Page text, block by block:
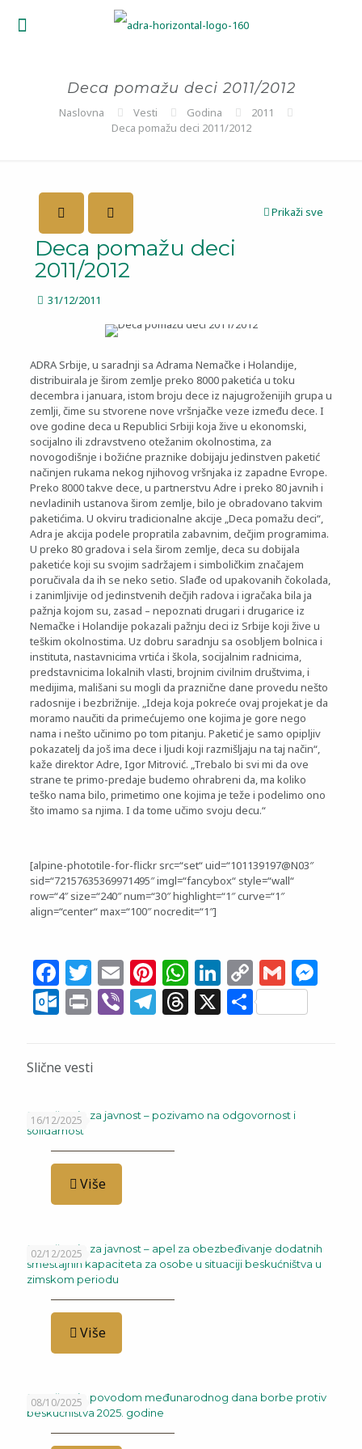
Deca pomažu deci 2011/2012
Naslovna Vesti Godina
2011
Deca pomažu deci 2011/2012
Prikaži sve
Deca pomažu deci
2011/2012
31/12/2011
ADRA Srbije, u saradnji sa Adrama Nemačke i Holandije,
distribuirala je širom zemlje preko 8000 paketića u toku
decembra i januara, istom broju dece iz najugroženijih grupa u
zemlji, čime su stvorene nove vršnjačke veze između dece. I
ove godine deca u Republici Srbiji koja žive u ekonomski,
socijalno ili zdravstveno otežanim okolnostima, za
novogodišnje i božićne praznike dobijaju jedinstven paketić
načinjen rukama nekog njihovog vršnjaka iz zapadne Evrope.
Preko 8000 takve dece, u partnerstvu Adre i preko 80 javnih i
nevladinih ustanova širom zemlje, bilo je obradovano takvim
paketićima. U okviru tradicionalne akcije „Deca pomažu deci“,
Adra je akcija podele propratila zabavnim, dečjim programima.
U preko 80 gradova i sela širom zemlje, deca su dobijala
paketiće koji su svojim sadržajem i simboličkim značajem
poručivala da ih se neko setio. Slađe od upakovanih čokolada,
i zanimljivije od jedinstvenih dečjih radova i igračaka bila ja
pažnja kojom su, zasad – nepoznati drugari i drugarice iz
Nemačke i Holandije pokazali pažnju deci iz Srbije koji žive u
teškim okolnostima. Uz dobru saradnju sa osobljem bolnica i
instituta, nastavnicima vrtića i škola, socijalnim radnicima,
predstavnicima lokalnih vlasti, brojnim civilnim društvima, i
medijima, mališani su mogli da praznične dane provedu nešto
radosnije i bezbrižnije. „Ideja koja pokreće ovaj projekat je da
moramo naučiti da primećujemo one kojima je gore nego
nama i nešto učinimo po tom pitanju. Paketić je samo opipljiv
pokazatelj da još ima dece i ljudi koji razmišljaju na taj način“,
kaže direktor Adre, Igor Mitrović. „Trebalo bi svi mi da ove
strane te primo-predaje budemo ohrabreni da, ma koliko
teško nama bilo, primetimo one kojima je teže i podelimo ono
što imamo sa njima. I da tome učimo svoju decu.“
[alpine-phototile-for-flickr src=“set“ uid=“101139197@N03″
sid=“72157635369971495″ imgl=“fancybox“ style=“wall“
row=“4″ size=“240″ num=“30″ highlight=“1″ curve=“1″
align=“center“ max=“100″ nocredit=“1″]
Facebook
Twitter
EmailPinterest
WhatsApp
LinkedIn
Copy
Link
Gmail
Outlook.com
PrintViberTelegram
Threads
X Share
Slične vesti
16/12/2025
Saopštenje za javnost – pozivamo na odgovornost i
solidarnost
Više
02/12/2025
Saopštenje za javnost – apel za obezbeđivanje dodatnih
smeštajnih kapaciteta za osobe u situaciji beskućništva u
zimskom periodu
Više
08/10/2025
Saopštenje povodom međunarodnog dana borbe protiv
beskućništva 2025. godine